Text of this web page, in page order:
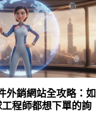
外銷網站全攻略：如
程師都想下單的詢